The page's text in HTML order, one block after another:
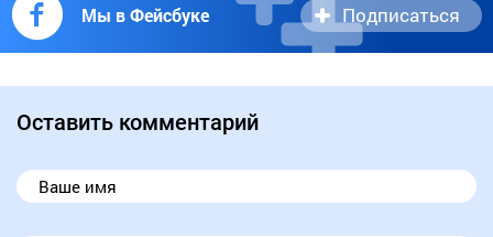
Мы в Фейсбуке Подписаться
Оставить комментарий